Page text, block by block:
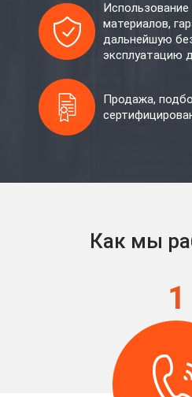
материалов,
дальнейшую
эксплуатацию
Продажа,
Как мы
1